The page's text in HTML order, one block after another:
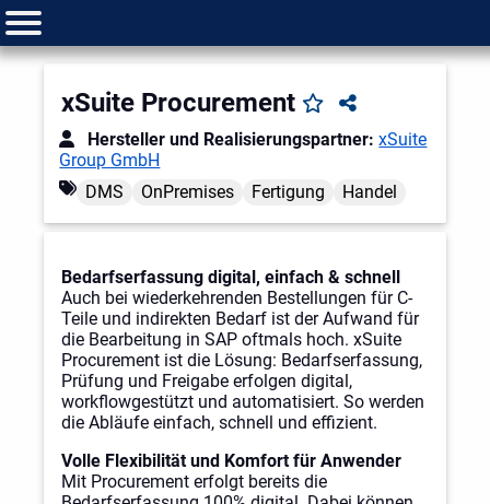
xSuite Procurement
Hersteller und Realisierungspartner: xSuite
Group GmbH
DMS
OnPremises Fertigung Handel
Bedarfserfassung digital, einfach & schnell
Auch bei wiederkehrenden Bestellungen für C-
Teile und indirekten Bedarf ist der Aufwand für
die Bearbeitung in SAP oftmals hoch. xSuite
Procurement ist die Lösung: Bedarfserfassung,
Prüfung und Freigabe erfolgen digital,
workflowgestützt und automatisiert. So werden
die Abläufe einfach, schnell und effizient.
Volle Flexibilität und Komfort für Anwender
Mit Procurement erfolgt bereits die